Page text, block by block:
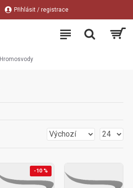
Přihlásit / registrace
Hromosvody
-10 %